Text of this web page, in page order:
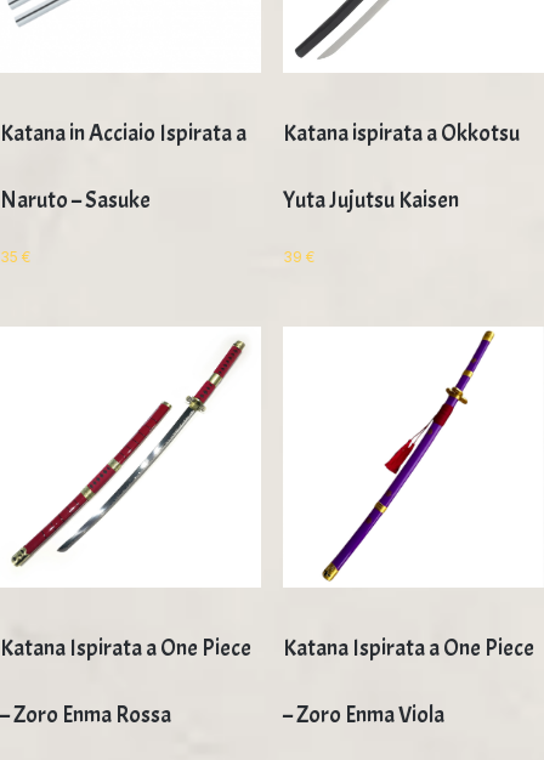
Katana in Acciaio Ispirata a
Naruto – Sasuke
35 €
Katana ispirata a Okkotsu
Yuta Jujutsu Kaisen
39 €
Katana Ispirata a One Piece
– Zoro Enma Rossa
Katana Ispirata a One Piece
– Zoro Enma Viola